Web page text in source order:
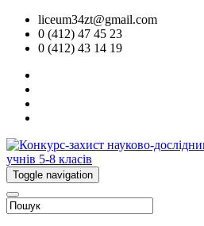
liceum34zt@gmail.com
0 (412) 47 45 23
0 (412) 43 14 19
Toggle navigation